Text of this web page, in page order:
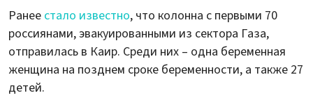
Ранее стало известно, что колонна с первыми 70
россиянами, эвакуированными из сектора Газа,
отправилась в Каир. Среди них – одна беременная
женщина на позднем сроке беременности, а также 27
детей.